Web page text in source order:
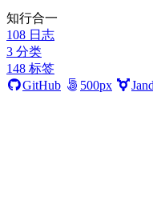
知行合一
108 日志
3 分类
148 标签
GitHub
500px